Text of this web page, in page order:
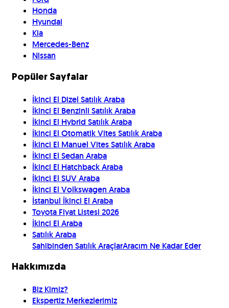
Honda
Hyundai
Kia
Mercedes-Benz
Nissan
Popüler Sayfalar
İkinci El Dizel Satılık Araba
İkinci El Benzinli Satılık Araba
İkinci El Hybrid Satılık Araba
İkinci El Otomatik Vites Satılık Araba
İkinci El Manuel Vites Satılık Araba
İkinci El Sedan Araba
İkinci El Hatchback Araba
İkinci El SUV Araba
İkinci El Volkswagen Araba
İstanbul İkinci El Araba
Toyota Fiyat Listesi 2026
İkinci El Araba
Satılık Araba
Sahibinden Satılık AraçlarAracım Ne Kadar Eder
Hakkımızda
Biz Kimiz?
Ekspertiz Merkezlerimiz